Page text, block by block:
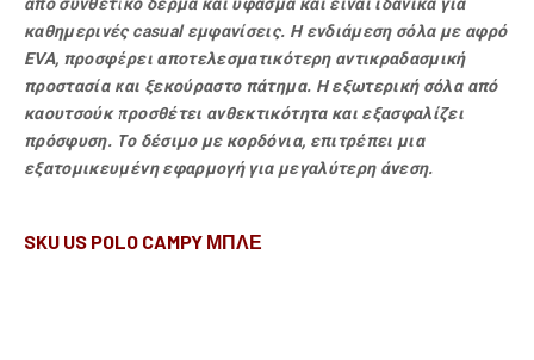
καθημερινές casual εμφανίσεις. Η ενδιάμεση σόλα με αφρό
EVA, προσφέρει αποτελεσματικότερη αντικραδασμική
προστασία και ξεκούραστο πάτημα. H εξωτερική σόλα από
καουτσούκ προσθέτει ανθεκτικότητα και εξασφαλίζει
πρόσφυση. Το δέσιμο με κορδόνια, επιτρέπει μια
εξατομικευμένη εφαρμογή για μεγαλύτερη άνεση.
SKU US POLO CAMPY ΜΠΛΕ